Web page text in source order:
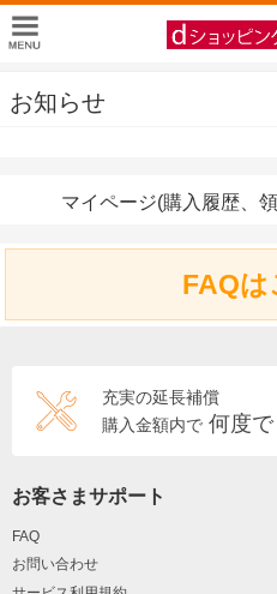
お知らせ
マイページ(購入履歴、
FAQは
充実の延長補償
購入金額内で 何度
お客さまサポート
FAQ
お問い合わせ